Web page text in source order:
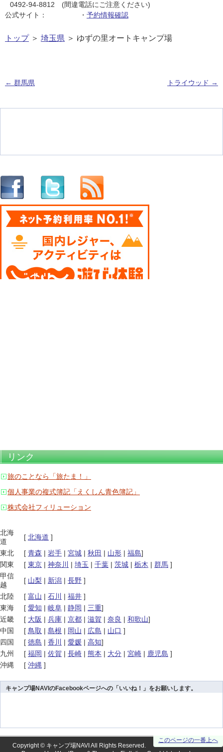
0492-94-8812 (間違電話にご注意ください)
公式サイト：
・ 予約情報確認
トップ＞ 埼玉県 ＞ ゆずの里オートキャンプ場
← 群馬県 トライウッド →
リンク
旅のことなら「旅たま！」
個人事業の複式簿記「えくしん青色簿記」
株式会社フィリューション
北海
道
[ 北海道 ]
東北
[ 青森 | 岩手 | 宮城 | 秋田 | 山形 | 福島]
関東
[ 東京 | 神奈川 | 埼玉 | 千葉 | 茨城 | 栃木 | 群馬 ]
甲信
越
[ 山梨 | 新潟 | 長野 ]
北陸
[ 富山 | 石川 | 福井 ]
東海
[ 愛知 | 岐阜 | 静岡 | 三重]
近畿
[ 大阪 | 兵庫 | 京都 | 滋賀 | 奈良 | 和歌山]
中国
[ 鳥取 | 島根 | 岡山 | 広島 | 山口 ]
四国
[ 徳島 | 香川 | 愛媛 | 高知]
九州
[ 福岡 | 佐賀 | 長崎 | 熊本 | 大分 | 宮崎 | 鹿児島 ]
沖縄
[ 沖縄 ]
キャンプ場NAVIのFacebookページへの「いいね！」をお願いします。
このページの一番上へ
Copyright © キャンプ場NAVI All Rights Reserved.